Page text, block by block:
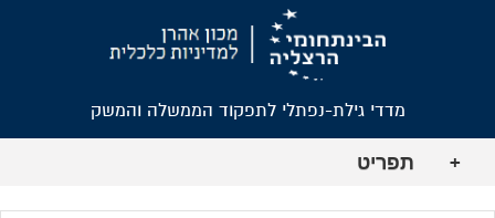
מדדי גילת-נפתלי לתפקוד הממשלה והמשק
+ תפריט